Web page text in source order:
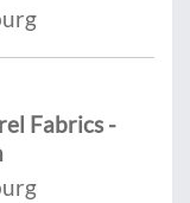
Fabrics -